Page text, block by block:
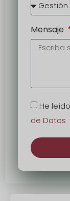
Mensaje
He
de Datos